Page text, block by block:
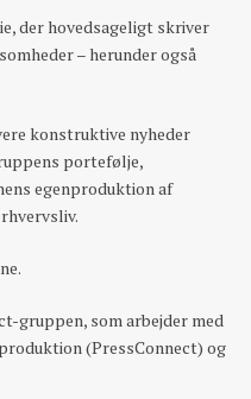
der hovedsageligt skriver
– herunder også
konstruktive nyheder
portefølje,
egenproduktion af
gruppen, som arbejder med
(PressConnect) og